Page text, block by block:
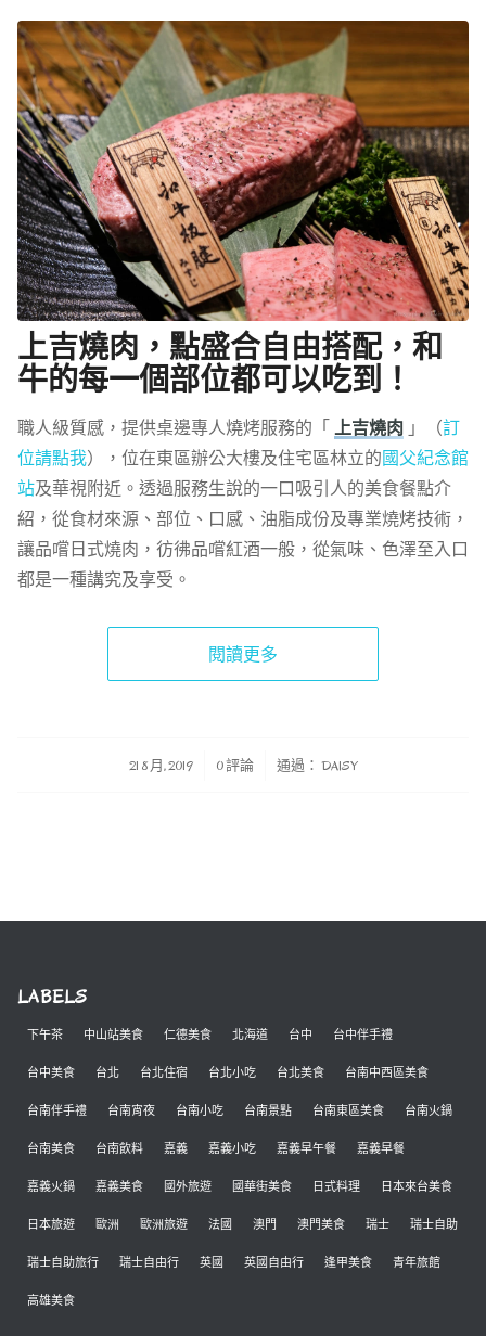
上吉燒肉，點盛合自由搭配，和
牛的每一個部位都可以吃到！
職人級質感，提供桌邊專人燒烤服務的「上吉燒肉」（訂
位請點我），位在東區辦公大樓及住宅區林立的國父紀念館
站及華視附近。透過服務生說的一口吸引人的美食餐點介
紹，從食材來源、部位、口感、油脂成份及專業燒烤技術，
讓品嚐日式燒肉，彷彿品嚐紅酒一般，從氣味、色澤至入口
都是一種講究及享受。
閱讀更多
21 8 月, 2019
/ 0 評論 通過： DAISY
LABELS
下午茶 中山站美食 仁德美食 北海道 台中 台中伴手禮
台中美食 台北 台北住宿 台北小吃 台北美食 台南中西區美食
台南伴手禮 台南宵夜 台南小吃 台南景點 台南東區美食 台南火鍋
台南美食 台南飲料 嘉義 嘉義小吃 嘉義早午餐 嘉義早餐
嘉義火鍋 嘉義美食 國外旅遊 國華街美食 日式料理 日本來台美食
日本旅遊 歐洲 歐洲旅遊 法國 澳門 澳門美食 瑞士 瑞士自助
瑞士自助旅行 瑞士自由行 英國 英國自由行 逢甲美食 青年旅館
高雄美食